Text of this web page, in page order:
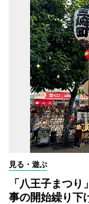
見る・遊ぶ
「八王子まつ
事の開始繰り下